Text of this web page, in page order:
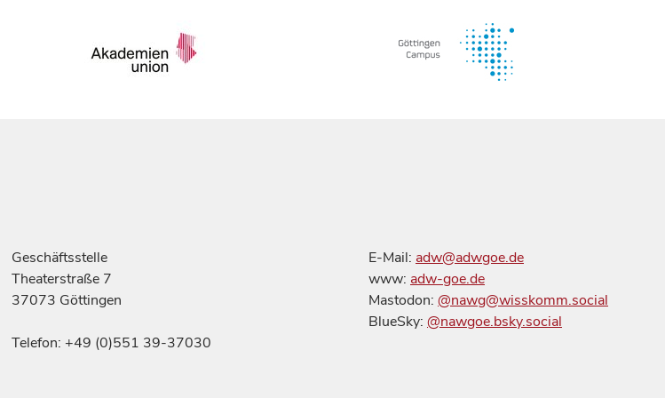
Geschäftsstelle
Theaterstraße 7
37073 Göttingen
Telefon: +49 (0)551 39-37030
E-Mail: adw@adwgoe.de
www: adw-goe.de
Mastodon: @nawg@wisskomm.social
BlueSky: @nawgoe.bsky.social